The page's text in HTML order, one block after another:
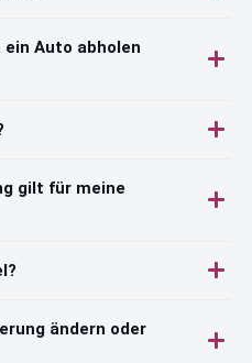
ein Auto abholen
gilt für meine
ändern oder